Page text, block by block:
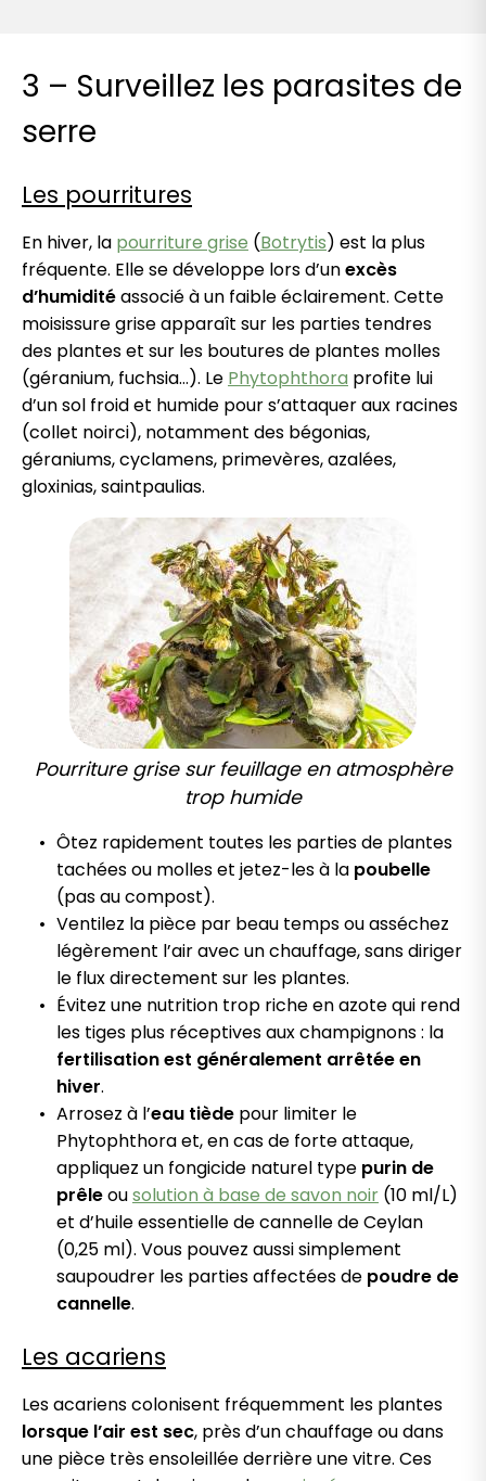
3 – Surveillez les parasites de
serre
Les pourritures
En hiver, la pourriture grise (Botrytis) est la plus
fréquente. Elle se développe lors d’unexcès
d’humiditéassocié à un faible éclairement. Cette
moisissure grise apparaît sur les parties tendres
des plantes et sur les boutures de plantes molles
(géranium, fuchsia…). Le Phytophthora profite lui
d’un sol froid et humide pour s’attaquer aux racines
(collet noirci), notamment des bégonias,
géraniums, cyclamens, primevères, azalées,
gloxinias, saintpaulias.
Pourriture grise sur feuillage en atmosphère
trop humide
Ôtez rapidement toutes les parties de plantes
tachées ou molles et jetez-les à la poubelle
(pas au compost).
Ventilez la pièce par beau temps ou asséchez
légèrement l’air avec un chauffage, sans diriger
le flux directement sur les plantes.
Évitez une nutrition trop riche en azote qui rend
les tiges plus réceptives aux champignons : la
fertilisation est généralement arrêtée en
hiver.
Arrosez à l’eau tiède pour limiter le
Phytophthora et, en cas de forte attaque,
appliquez un fongicide naturel type purin de
prêleousolution à base de savon noir (10 ml/L)
et d’huile essentielle de cannelle de Ceylan
(0,25 ml). Vous pouvez aussi simplement
saupoudrer les parties affectées de poudre de
cannelle.
Les acariens
Les acariens colonisent fréquemment les plantes
lorsque l’air est sec, près d’un chauffage ou dans
une pièce très ensoleillée derrière une vitre. Ces